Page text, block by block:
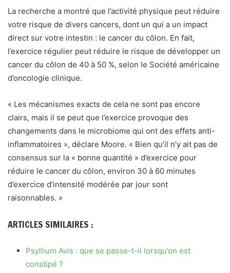
La recherche a montré que l’activité physique peut réduire
votre risque de divers cancers, dont un qui a un impact
direct sur votre intestin : le cancer du côlon. En fait,
l’exercice régulier peut réduire le risque de développer un
cancer du côlon de 40 à 50 %, selon le Société américaine
d’oncologie clinique.
« Les mécanismes exacts de cela ne sont pas encore
clairs, mais il se peut que l’exercice provoque des
changements dans le microbiome qui ont des effets anti-
inflammatoires », déclare Moore. « Bien qu’il n’y ait pas de
consensus sur la « bonne quantité » d’exercice pour
réduire le cancer du côlon, environ 30 à 60 minutes
d’exercice d’intensité modérée par jour sont
raisonnables. »
ARTICLES SIMILAIRES :
Psyllium Avis : que se passe-t-il lorsqu’on est
constipé ?